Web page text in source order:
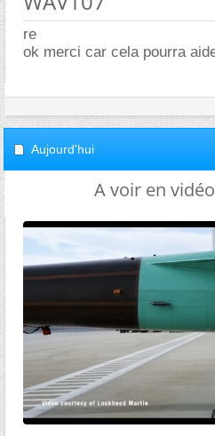
re
ok merci car cela pourra
Aujourd'hui
A voir en